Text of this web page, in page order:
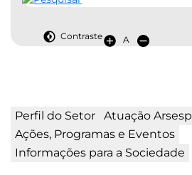
Contraste A
Perfil do Setor Atuação Arsesp
Ações, Programas e Eventos
Informações para a Sociedade